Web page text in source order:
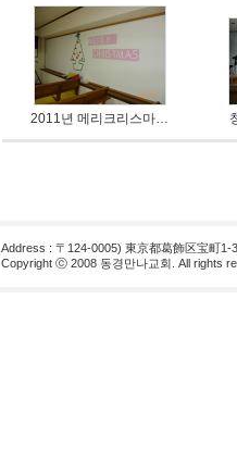
2011년 메리크리스마…
Address : 〒124-0005) 東京都葛飾区宝町1-
Copyright ⓒ 2008 동경만나교회. All rights